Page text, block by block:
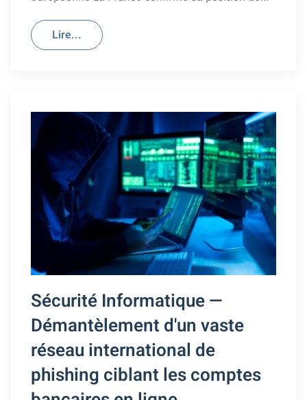
Lire...
Sécurité Informatique —
Démantèlement d'un vaste
réseau international de
phishing ciblant les comptes